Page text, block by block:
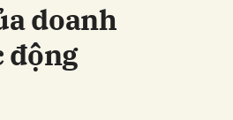
doanh
động